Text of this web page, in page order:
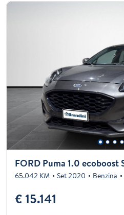
FORD Puma 1.0 ecoboost
65.042 KM Set 2020 Benzina
€ 15.141